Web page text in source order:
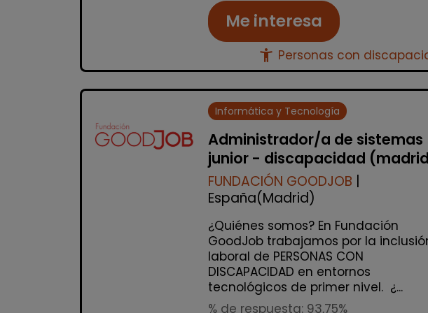
Me interesa
accessibility_new Personas con
Informática y Tecnología
Administrador/a de sistemas
junior - discapacidad
FUNDACIÓN GOODJOB
España(Madrid)
¿Quiénes somos? En Fundación
GoodJob trabajamos por la
laboral de PERSONAS CON
DISCAPACIDAD en entornos
tecnológicos de primer nivel. ¿...
% de respuesta: 93,75%